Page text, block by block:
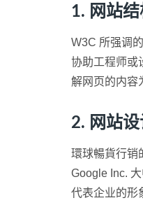
1. 网站
W3C 所强调
协助工程师或
解网页的内容
2. 网站
環球暢貨行销
Google Inc.
代表企业的形